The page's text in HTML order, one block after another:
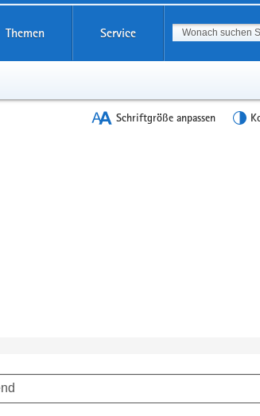
Themen Service
Schriftgröße anpassen